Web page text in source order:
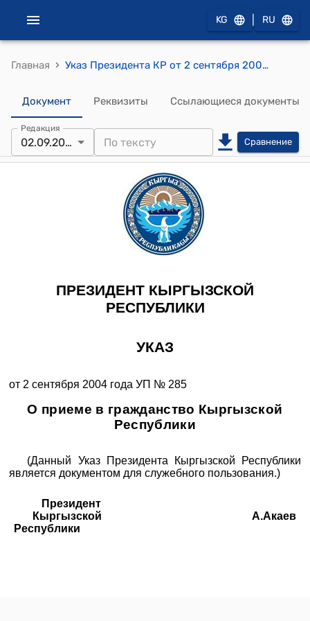
KG RU
Главная › Указ Президента КР от 2 сентября 2004 года УП № 285 "О приеме в гражданство Кыргызской Республики"
Документ Реквизиты Ссылающиеся документы
Редакция
02.09.2004 Сравнение